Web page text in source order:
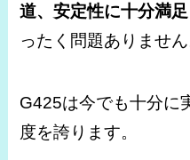
道、安定性に十分満
ったく問題ありません
G425は今でも十分に
度を誇ります。